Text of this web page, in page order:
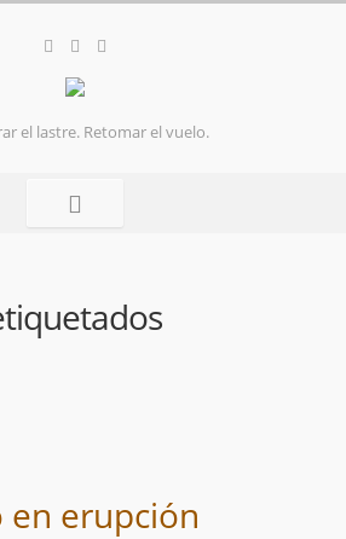
el lastre. Retomar el vuelo.
en erupción